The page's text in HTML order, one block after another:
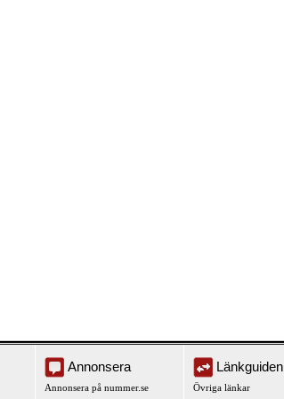
Annonsera
Annonsera på nummer.se
Länkguiden
Övriga länkar